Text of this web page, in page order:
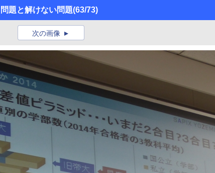
題と解けない問題(63/73)
次の画像